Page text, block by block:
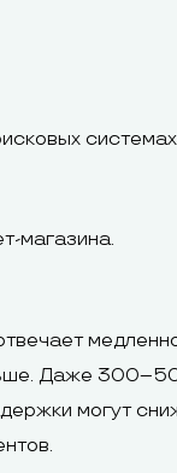
магазина.
Даже
могут